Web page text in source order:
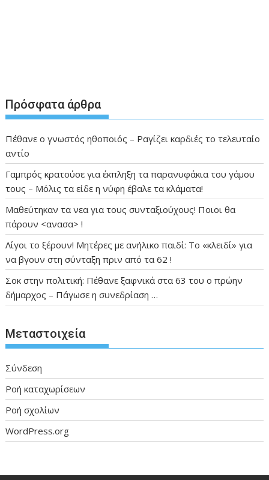
Πρόσφατα άρθρα
Πέθανε ο γνωστός ηθοποιός – Ραγίζει καρδιές το τελευταίο
αντίο
Γαμπρός κρατούσε για έκπληξη τα παρανυφάκια του γάμου
τους – Μόλις τα είδε η νύφη έβαλε τα κλάματα!
Μαθεύτηκαν τα νεα για τους συνταξιούχους! Ποιοι θα
πάρουν <ανασα> !
Λίγοι το ξέρουν! Μητέρες με ανήλικο παιδί: Το «κλειδί» για
να βγουν στη σύνταξη πριν από τα 62 !
Σοκ στην πολιτική: Πέθανε ξαφνικά στα 63 του ο πρώην
δήμαρχος – Πάγωσε η συνεδρίαση …
Μεταστοιχεία
Σύνδεση
Ροή καταχωρίσεων
Ροή σχολίων
WordPress.org